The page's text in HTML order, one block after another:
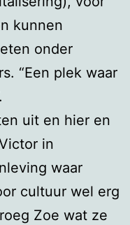
kunnen
onder
“Een plek waar
uit en hier en
in
waar
cultuur wel erg
Zoe wat ze